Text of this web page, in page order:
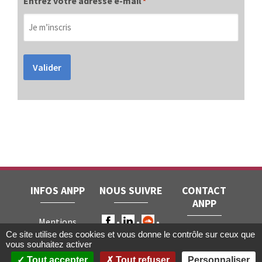
Valider
INFOS ANPP
Mentions
légales RGPD
Contact
NOUS SUIVRE
CONTACT
ANPP
ANPP • 22, rue
Joubert • 75009
Ce site utilise des cookies et vous donne le contrôle sur ceux que
vous souhaitez activer
Tout accepter
Tout refuser Personnaliser